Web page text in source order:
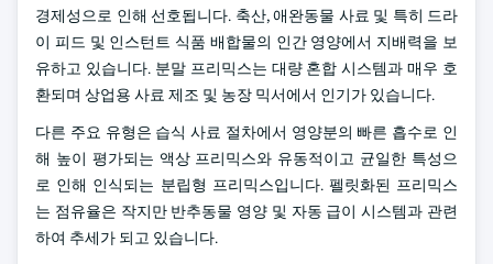
경제성으로 인해 선호됩니다. 축산, 애완동물 사료 및 특히 드라
이 피드 및 인스턴트 식품 배합물의 인간 영양에서 지배력을 보
유하고 있습니다. 분말 프리믹스는 대량 혼합 시스템과 매우 호
환되며 상업용 사료 제조 및 농장 믹서에서 인기가 있습니다.
다른 주요 유형은 습식 사료 절차에서 영양분의 빠른 흡수로 인
해 높이 평가되는 액상 프리믹스와 유동적이고 균일한 특성으
로 인해 인식되는 분립형 프리믹스입니다. 펠릿화된 프리믹스
는 점유율은 작지만 반추동물 영양 및 자동 급이 시스템과 관련
하여 추세가 되고 있습니다.